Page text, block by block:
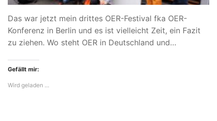
Das war jetzt mein drittes OER-Festival fka OER-
Konferenz in Berlin und es ist vielleicht Zeit, ein Fazit
zu ziehen. Wo steht OER in Deutschland und…
Gefällt mir:
Wird geladen …